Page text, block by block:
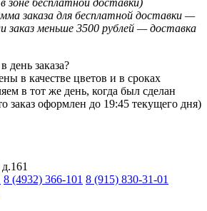
зоне бесплатной доставки)
заказа для бесплатной доставки —
заказ меньше 3500 рублей — доставка
день заказа?
в качестве цветов и в сроках
в тот же день, когда был сделан
заказ оформлен до 19:45 текущего дня)
8 (4932) 366-101 8 (915) 830-31-01